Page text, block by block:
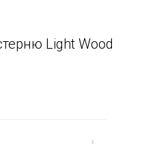
Light Wood